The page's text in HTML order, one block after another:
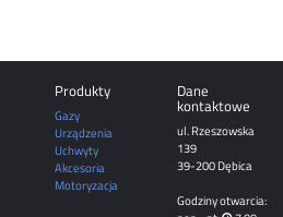
Produkty
Gazy
Urządzenia
Uchwyty
Akcesoria
Motoryzacja
Dane
kontaktowe
ul. Rzeszowska
139
39-200 Dębica
Godziny otwarcia: